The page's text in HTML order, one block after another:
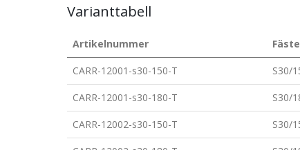
Varianttabell
Artikelnummer Fäste
CARR-12001-s30-150-T S30/
CARR-12001-s30-180-T S30/
CARR-12002-s30-150-T S30/